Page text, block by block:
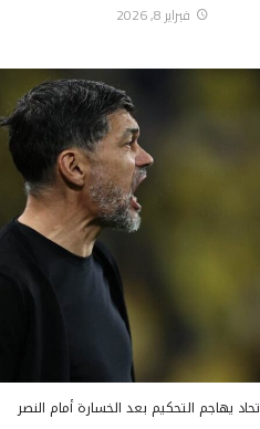
فبراير 8, 2026
يهاجم التحكيم بعد الخسارة أمام النصر